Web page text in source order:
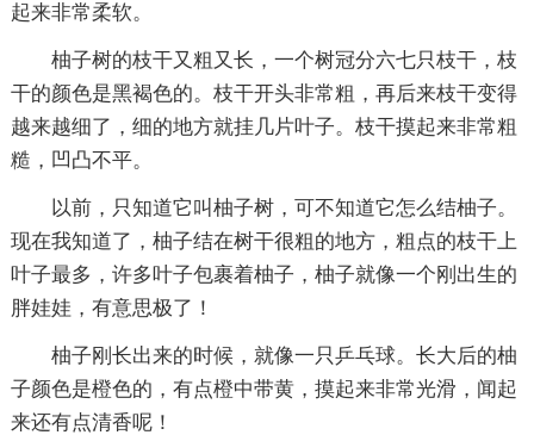
起来非常柔软。
柚子树的枝干又粗又长，一个树冠分六七只枝干，枝
干的颜色是黑褐色的。枝干开头非常粗，再后来枝干变得
越来越细了，细的地方就挂几片叶子。枝干摸起来非常粗
糙，凹凸不平。
以前，只知道它叫柚子树，可不知道它怎么结柚子。
现在我知道了，柚子结在树干很粗的地方，粗点的枝干上
叶子最多，许多叶子包裹着柚子，柚子就像一个刚出生的
胖娃娃，有意思极了！
柚子刚长出来的时候，就像一只乒乓球。长大后的柚
子颜色是橙色的，有点橙中带黄，摸起来非常光滑，闻起
来还有点清香呢！